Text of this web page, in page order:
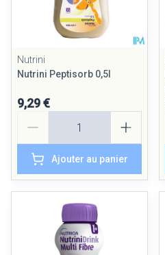
Nutrini
Nutrini Peptisorb 0,5l
9,29 €
Ajouter au panier